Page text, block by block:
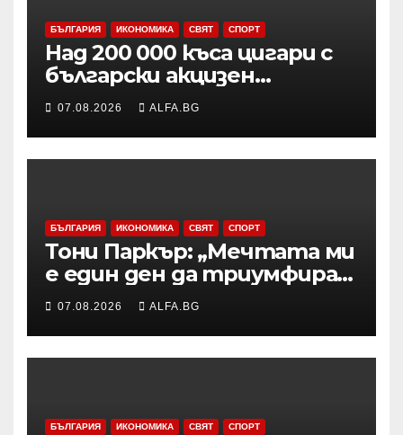
БЪЛГАРИЯ ИКОНОМИКА СВЯТ СПОРТ
Над 200 000 къса цигари с
български акцизен
бандерол са задържани при
проверка на товарен
автомобил в района на
Видин
07.08.2026 ALFA.BG
БЪЛГАРИЯ ИКОНОМИКА СВЯТ СПОРТ
Тони Паркър: „Мечтата ми
е един ден да триумфирам
с АСВЕЛ и да стана
шампион на НБА Европа“
07.08.2026 ALFA.BG
БЪЛГАРИЯ ИКОНОМИКА СВЯТ СПОРТ